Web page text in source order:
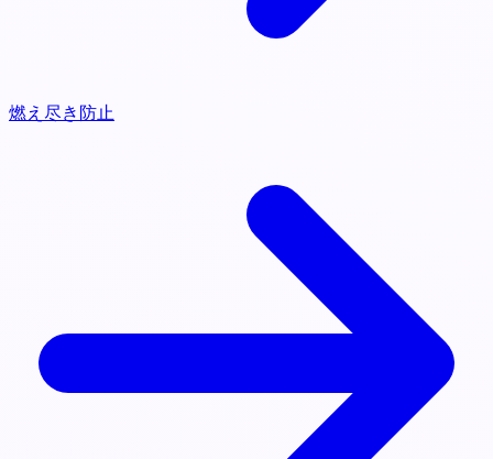
燃え尽き防止